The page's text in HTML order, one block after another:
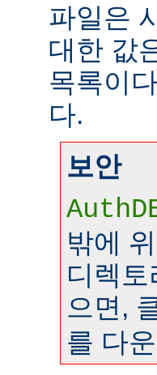
파일은
대한 값
목록이
다.
보안
밖에
디렉
으면,
를 다